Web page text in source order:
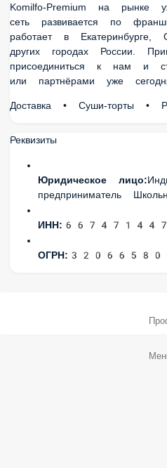
Доставка • Суши-торты • Роллы
Реквизиты
Юридическое лицо:
предприниматель